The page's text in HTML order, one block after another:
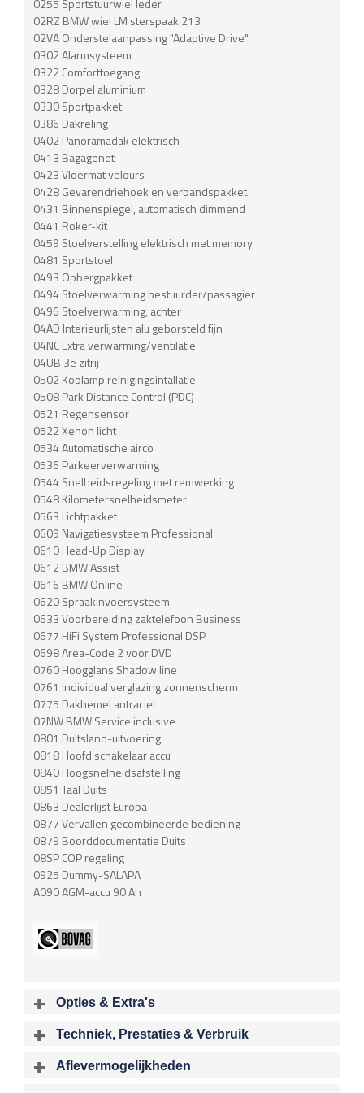
02RZ BMW wiel LM sterspaak 213
02VA Onderstelaanpassing "Adaptive Drive"
0302 Alarmsysteem
0322 Comforttoegang
0328 Dorpel aluminium
0330 Sportpakket
0386 Dakreling
0402 Panoramadak elektrisch
0413 Bagagenet
0423 Vloermat velours
0428 Gevarendriehoek en verbandspakket
0431 Binnenspiegel, automatisch dimmend
0441 Roker-kit
0459 Stoelverstelling elektrisch met memory
0481 Sportstoel
0493 Opbergpakket
0494 Stoelverwarming bestuurder/passagier
0496 Stoelverwarming, achter
04AD Interieurlijsten alu geborsteld fijn
04NC Extra verwarming/ventilatie
04UB 3e zitrij
0502 Koplamp reinigingsintallatie
0508 Park Distance Control (PDC)
0521 Regensensor
0522 Xenon licht
0534 Automatische airco
0536 Parkeerverwarming
0544 Snelheidsregeling met remwerking
0548 Kilometersnelheidsmeter
0563 Lichtpakket
0609 Navigatiesysteem Professional
0610 Head-Up Display
0612 BMW Assist
0616 BMW Online
0620 Spraakinvoersysteem
0633 Voorbereiding zaktelefoon Business
0677 HiFi System Professional DSP
0698 Area-Code 2 voor DVD
0760 Hoogglans Shadow line
0761 Individual verglazing zonnenscherm
0775 Dakhemel antraciet
07NW BMW Service inclusive
0801 Duitsland-uitvoering
0818 Hoofd schakelaar accu
0840 Hoogsnelheidsafstelling
0851 Taal Duits
0863 Dealerlijst Europa
0877 Vervallen gecombineerde bediening
0879 Boorddocumentatie Duits
08SP COP regeling
0925 Dummy-SALAPA
A090 AGM-accu 90 Ah
Opties & Extra's
Alarm klasse 3
Techniek, Prestaties & Verbruik
8 4799 cc
Aflevermogelijkheden